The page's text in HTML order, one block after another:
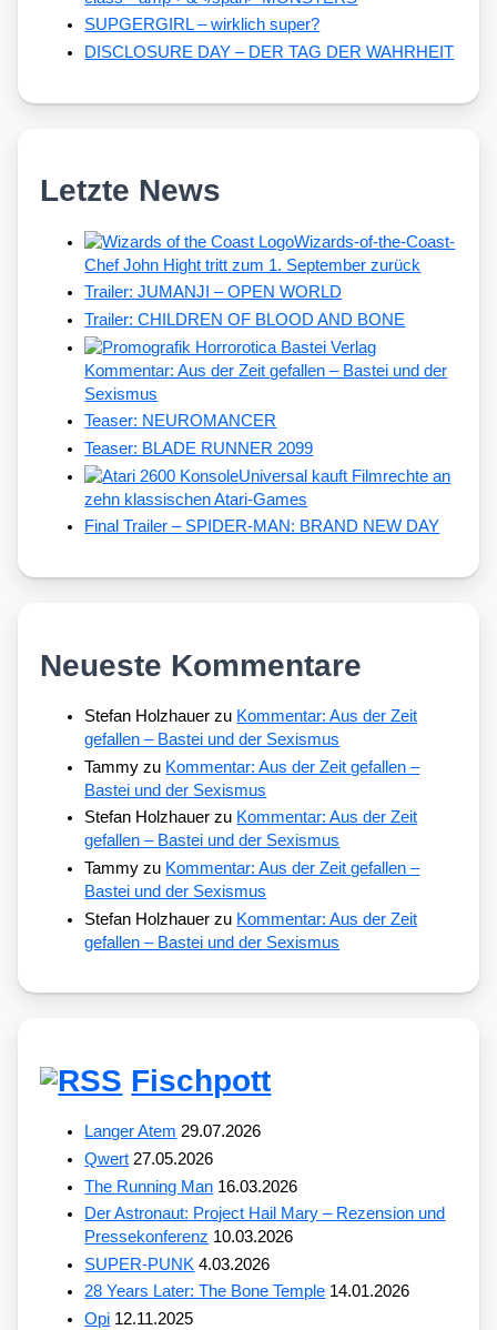
SUPGERGIRL – wirklich super?
DISCLOSURE DAY – DER TAG DER WAHRHEIT
Letzte News
Wizards-of-the-Coast-
Chef John Hight tritt zum 1. September zurück
Trailer: JUMANJI – OPEN WORLD
Trailer: CHILDREN OF BLOOD AND BONE
Kommentar: Aus der Zeit gefallen – Bastei und der
Sexismus
Teaser: NEUROMANCER
Teaser: BLADE RUNNER 2099
Universal kauft Filmrechte an
zehn klassischen Atari-Games
Final Trailer – SPIDER-MAN: BRAND NEW DAY
Neueste Kommentare
Stefan Holzhauer zu Kommentar: Aus der Zeit
gefallen – Bastei und der Sexismus
Tammy zu Kommentar: Aus der Zeit gefallen –
Bastei und der Sexismus
Stefan Holzhauer zu Kommentar: Aus der Zeit
gefallen – Bastei und der Sexismus
Tammy zu Kommentar: Aus der Zeit gefallen –
Bastei und der Sexismus
Stefan Holzhauer zu Kommentar: Aus der Zeit
gefallen – Bastei und der Sexismus
Fischpott
Langer Atem 29.07.2026
Qwert 27.05.2026
The Running Man 16.03.2026
Der Astronaut: Project Hail Mary – Rezension und
Pressekonferenz 10.03.2026
SUPER-PUNK 4.03.2026
28 Years Later: The Bone Temple 14.01.2026
Opi 12.11.2025